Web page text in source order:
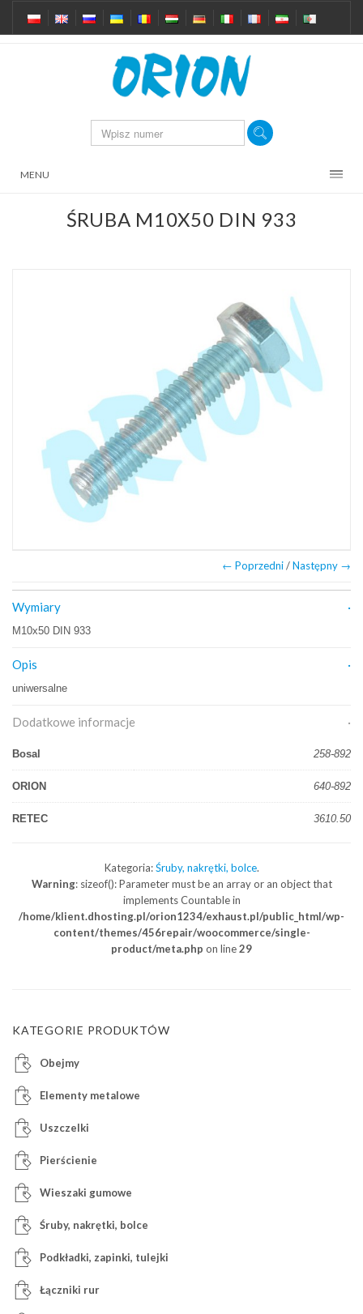
MENU
ŚRUBA M10X50 DIN 933
← Poprzedni/Następny →
Wymiary
M10x50 DIN 933
Opis
uniwersalne
Dodatkowe informacje
Bosal 258-892
ORION 640-892
RETEC 3610.50
Kategoria:Śruby, nakrętki, bolce.
Warning: sizeof(): Parameter must be an array or an object that
implements Countable in
/home/klient.dhosting.pl/orion1234/exhaust.pl/public_html/wp-
content/themes/456repair/woocommerce/single-
product/meta.php on line29
KATEGORIE PRODUKTÓW
Obejmy
Elementy metalowe
Uszczelki
Pierścienie
Wieszaki gumowe
Śruby, nakrętki, bolce
Podkładki, zapinki, tulejki
Łączniki rur